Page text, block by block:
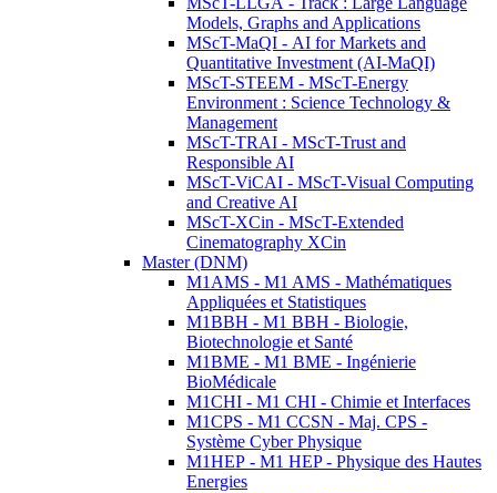
Models, Graphs and Applications
MScT-MaQI - AI for Markets and
Quantitative Investment (AI-MaQI)
MScT-STEEM - MScT-Energy
Environment : Science Technology &
Management
MScT-TRAI - MScT-Trust and
Responsible AI
MScT-ViCAI - MScT-Visual Computing
and Creative AI
MScT-XCin - MScT-Extended
Cinematography XCin
Master (DNM)
M1AMS - M1 AMS - Mathématiques
Appliquées et Statistiques
M1BBH - M1 BBH - Biologie,
Biotechnologie et Santé
M1BME - M1 BME - Ingénierie
BioMédicale
M1CHI - M1 CHI - Chimie et Interfaces
M1CPS - M1 CCSN - Maj. CPS -
Système Cyber Physique
M1HEP - M1 HEP - Physique des Hautes
Energies